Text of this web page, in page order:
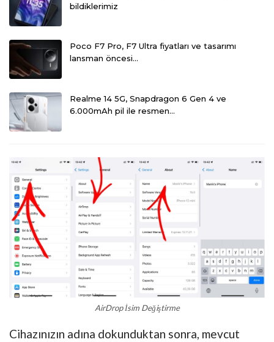
bildiklerimiz
Poco F7 Pro, F7 Ultra fiyatları ve tasarımı
lansman öncesi…
Realme 14 5G, Snapdragon 6 Gen 4 ve
6.000mAh pil ile resmen…
AirDrop İsim Değiştirme
Cihazınızın adına dokunduktan sonra, mevcut